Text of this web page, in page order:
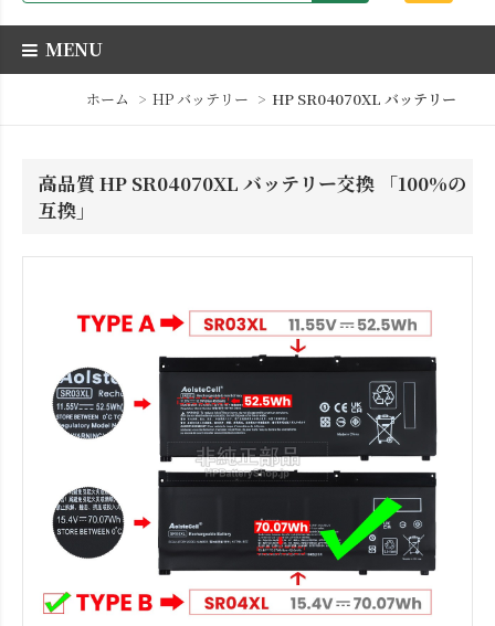
MENU
ホーム HP バッテリー HP SR04070XL バッテリー
高品質 HP SR04070XL バッテリー交換 「100%の
互換」